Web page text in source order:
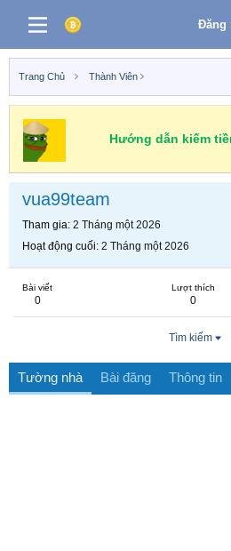
Đăng
Trang Chủ Thành Viên
Hướng dẫn kiếm
vua99team
Tham gia 2 Tháng một 2026
Hoạt động cuối 2 Tháng một 2026
Bài viết
0
Lượt thích
0
Tìm kiếm
Tường nhà Bài đăng Thông tin